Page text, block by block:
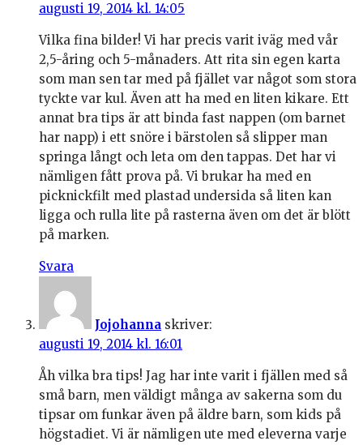
augusti 19, 2014 kl. 14:05
Vilka fina bilder! Vi har precis varit iväg med vår
2,5-åring och 5-månaders. Att rita sin egen karta
som man sen tar med på fjället var något som stora
tyckte var kul. Även att ha med en liten kikare. Ett
annat bra tips är att binda fast nappen (om barnet
har napp) i ett snöre i bärstolen så slipper man
springa långt och leta om den tappas. Det har vi
nämligen fått prova på. Vi brukar ha med en
picknickfilt med plastad undersida så liten kan
ligga och rulla lite på rasterna även om det är blött
på marken.
Svara
Jojohanna skriver:
augusti 19, 2014 kl. 16:01
Åh vilka bra tips! Jag har inte varit i fjällen med så
små barn, men väldigt många av sakerna som du
tipsar om funkar även på äldre barn, som kids på
högstadiet. Vi är nämligen ute med eleverna varje